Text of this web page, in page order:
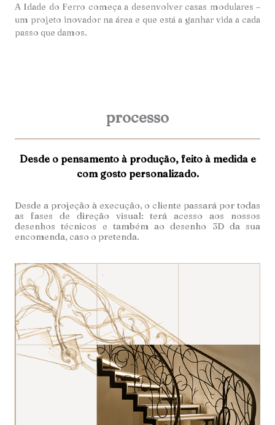
A Idade do Ferro começa a desenvolver casas modulares –
um projeto inovador na área e que está a ganhar vida a cada
passo que damos.
processo
Desde o pensamento à produção, feito à medida e
com gosto personalizado.
Desde a projeção à execução, o cliente passará por todas
as fases de direção visual: terá acesso aos nossos
desenhos técnicos e também ao desenho 3D da sua
encomenda, caso o pretenda.